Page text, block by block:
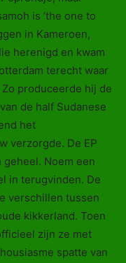
is ’the one to
in Kameroen,
herenigd en kwam
terecht waar
produceerde hij de
de half Sudanese
het
verzorgde. De EP
geheel. Noem een
in terugvinden. De
verschillen tussen
kikkerland. Toen
zijn ze met
spatte van